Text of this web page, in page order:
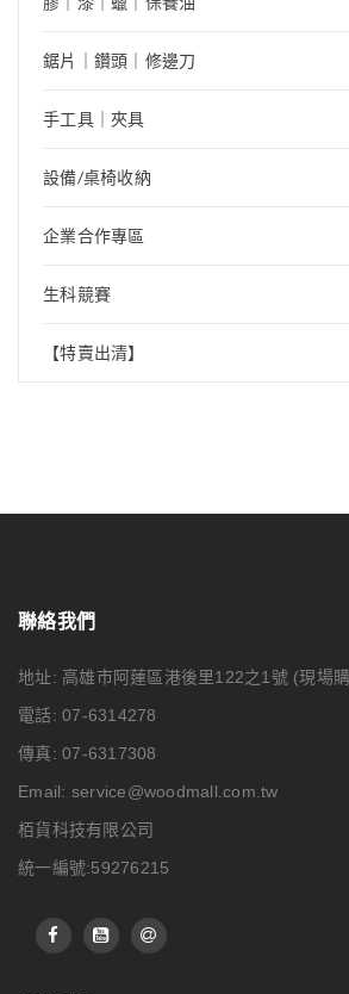
鋸片｜鑽頭｜修邊刀
手工具｜夾具
設備/桌椅收納
企業合作專區
生科競賽
【特賣出清】
聯絡我們
地址: 高雄市阿蓮區港後里122之1號 (現場
電話: 07-6314278
傳真: 07-6317308
Email: service@woodmall.com.tw
栢貨科技有限公司
統一編號:59276215